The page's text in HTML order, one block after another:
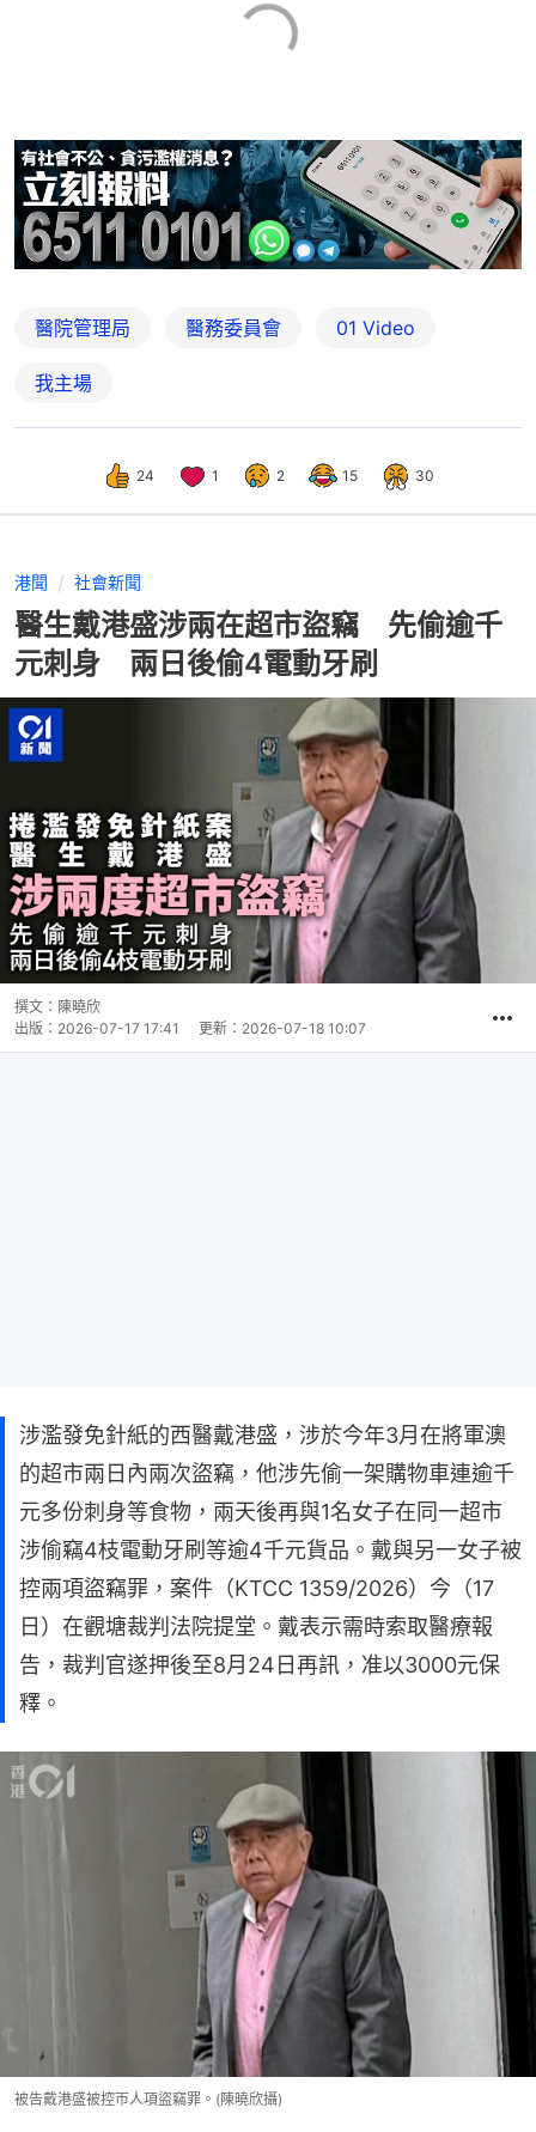
醫院管理局 醫務委員會 01 Video
我主場
24 1 2 15 30
港聞 社會新聞
醫生戴港盛涉兩在超市盜竊 先偷逾千
元刺身 兩日後偷4電動牙刷
撰文： 陳曉欣
出版： 2026-07-17 17:41 更新： 2026-07-18 10:07
涉濫發免針紙的西醫戴港盛，涉於今年3月在將軍澳
的超市兩日內兩次盜竊，他涉先偷一架購物車連逾千
元多份刺身等食物，兩天後再與1名女子在同一超市
涉偷竊4枝電動牙刷等逾4千元貨品。戴與另一女子被
控兩項盜竊罪，案件（KTCC 1359/2026）今（17
日）在觀塘裁判法院提堂。戴表示需時索取醫療報
告，裁判官遂押後至8月24日再訊，准以3000元保
釋。
被告戴港盛被控帀人項盜竊罪。(陳曉欣攝)